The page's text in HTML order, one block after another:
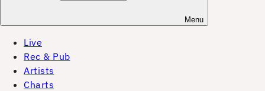
Menu
Live
Rec & Pub
Artists
Charts